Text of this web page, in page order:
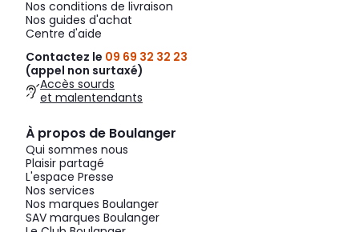
Nos conditions de livraison
Nos guides d'achat
Centre d'aide
Contactez le 09 69 32 32 23
(appel non surtaxé)
Accès sourds
et malentendants
À propos de Boulanger
Qui sommes nous
Plaisir partagé
L'espace Presse
Nos services
Nos marques Boulanger
SAV marques Boulanger